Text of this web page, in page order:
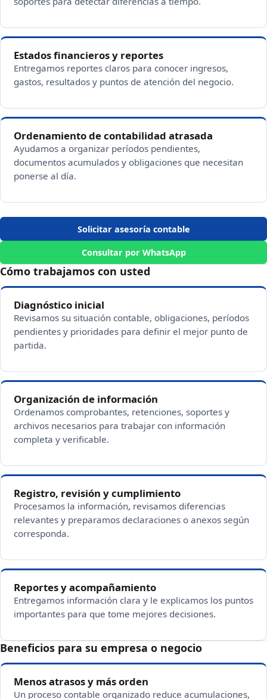
Estados financieros y reportes
Entregamos reportes claros para conocer ingresos,
gastos, resultados y puntos de atención del negocio.
Ordenamiento de contabilidad atrasada
Ayudamos a organizar períodos pendientes,
documentos acumulados y obligaciones que necesitan
ponerse al día.
Solicitar asesoría contable
Consultar por WhatsApp
Cómo trabajamos con usted
Diagnóstico inicial
Revisamos su situación contable, obligaciones, períodos
pendientes y prioridades para definir el mejor punto de
partida.
Organización de información
Ordenamos comprobantes, retenciones, soportes y
archivos necesarios para trabajar con información
completa y verificable.
Registro, revisión y cumplimiento
Procesamos la información, revisamos diferencias
relevantes y preparamos declaraciones o anexos según
corresponda.
Reportes y acompañamiento
Entregamos información clara y le explicamos los puntos
importantes para que tome mejores decisiones.
Beneficios para su empresa o negocio
Menos atrasos y más orden
Un proceso contable organizado reduce acumulaciones,